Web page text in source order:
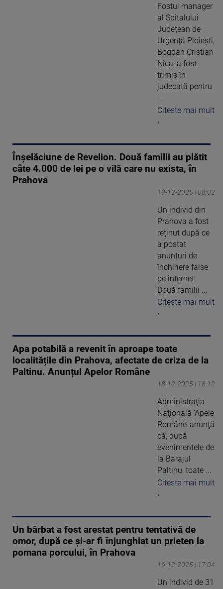
Fostul manager
al Spitalului
Judeţean de
Urgenţă Ploieşti,
Bogdan Cristian
Nica, a fost
trimis în
judecată pentru
...
Citeste mai mult
›
Înșelăciune de Revelion. Două familii au plătit
câte 4.000 de lei pe o vilă care nu exista, în
Prahova
19-12-2025 | 08:02
Un individ din
Prahova a fost
reținut după ce
a postat
anunțuri de
închiriere false
pe internet.
Două familii ...
Citeste mai mult
›
Apa potabilă a revenit în aproape toate
localitățile din Prahova, afectate de criza de la
Paltinu. Anunțul Apelor Române
18-12-2025 | 18:12
Administraţia
Naţională ‘Apele
Române’ anunţă
că, după
evenimentele de
la Barajul
Paltinu, toate ...
Citeste mai mult
›
Un bărbat a fost arestat pentru tentativă de
omor, după ce și-ar fi înjunghiat un prieten la
pomana porcului, în Prahova
16-12-2025 | 17:04
Un individ de 31